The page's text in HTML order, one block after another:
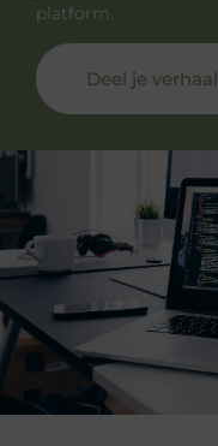
platform.
Deel je verhaal